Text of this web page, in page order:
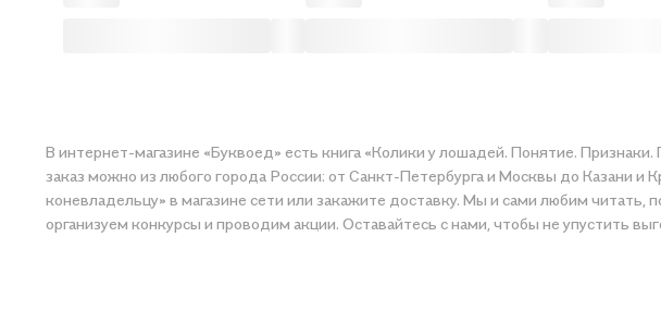
В интернет-магазине «Буквоед» есть книга «Колики у лошадей. Понятие.
заказ можно из любого города России: от Санкт-Петербурга и Москвы до Казани
коневладельцу» в магазине сети или закажите доставку. Мы и сами любим читать, поэтому делаем всё, чтобы вы
организуем конкурсы и проводим акции. Оставайтесь с нами, чтобы не упустить